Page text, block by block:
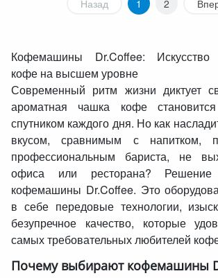
Назад 1 2
Кофемашины Dr.Coffee: Искусство
кофе на высшем уровне
Современный ритм жизни диктует
ароматная чашка кофе
спутником каждого дня. Но как
вкусом, сравнимым с напитком,
профессиональным бариста, не
офиса или ресторана?
кофемашины Dr.Coffee. Это
в себе передовые технологии,
безупречное качество, которые
самых требовательных любителей
Почему выбирают кофемашины